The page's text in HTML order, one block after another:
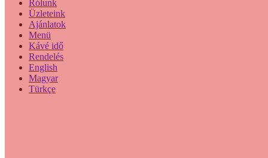
Rólunk
Üzleteink
Ajánlatok
Menü
Kávé idő
Rendelés
English
Magyar
Türkçe